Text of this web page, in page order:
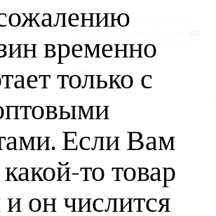
Мочалка РукавицаПИЛИНГ
24х14 см (EVA EVM4901)
159 руб. /шт
временно
только с
Если Вам
то товар
он числится